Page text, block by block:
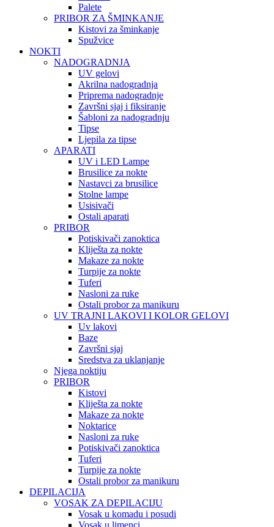
Palete
PRIBOR ZA ŠMINKANJE
Kistovi za šminkanje
Spužvice
NOKTI
NADOGRADNJA
UV gelovi
Akrilna nadogradnja
Priprema nadogradnje
Završni sjaj i fiksiranje
Šabloni za nadogradnju
Tipse
Ljepila za tipse
APARATI
UV i LED Lampe
Brusilice za nokte
Nastavci za brusilice
Stolne lampe
Usisivači
Ostali aparati
PRIBOR
Potiskivači zanoktica
Kliješta za nokte
Makaze za nokte
Turpije za nokte
Tuferi
Nasloni za ruke
Ostali probor za manikuru
UV TRAJNI LAKOVI I KOLOR GELOVI
Uv lakovi
Baze
Završni sjaj
Sredstva za uklanjanje
Njega noktiju
PRIBOR
Kistovi
Kliješta za nokte
Makaze za nokte
Noktarice
Nasloni za ruke
Potiskivači zanoktica
Tuferi
Turpije za nokte
Ostali probor za manikuru
DEPILACIJA
VOSAK ZA DEPILACIJU
Vosak u komadu i posudi
Vosak u limenci